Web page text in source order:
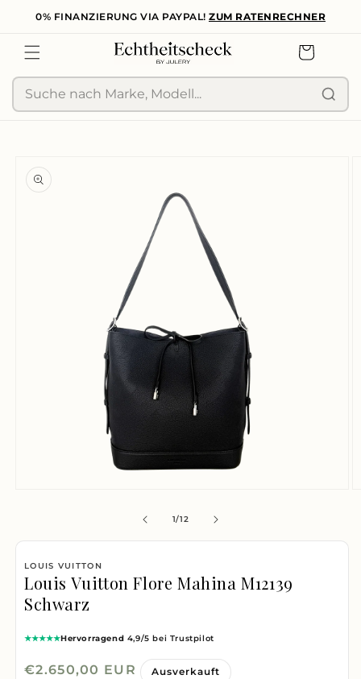
zum
0% FINANZIERUNG VIA PAYPAL! ZUM RATENRECHNER
Warenkorb
Suche
öffnen
1/von
12
LOUIS VUITTON
Louis Vuitton Flore Mahina M12139
Schwarz
★★★★★Hervorragend 4,9/5 bei Trustpilot
Normaler
€2.650,00 EUR Ausverkauft